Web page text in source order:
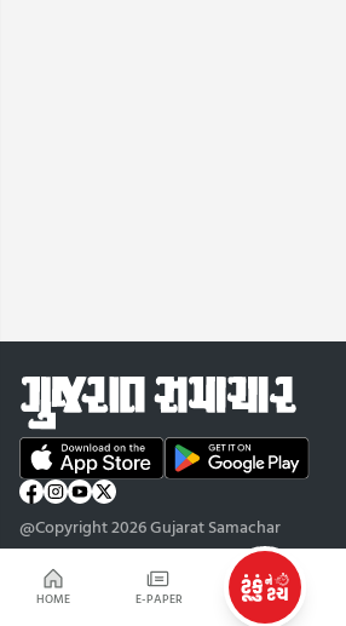
HOME E-PAPER
@Copyright 2026 Gujarat Samachar